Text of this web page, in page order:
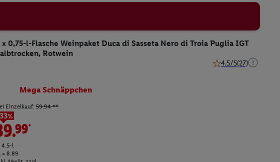
x 0,75-l-Flasche Weinpaket Duca di Sasseta Nero di Troia Puglia IGT
Rotwein
4.5/5(27)
Mega Schnäppchen
Einzelkauf: 59.94 **
4.5-l
= 8.89